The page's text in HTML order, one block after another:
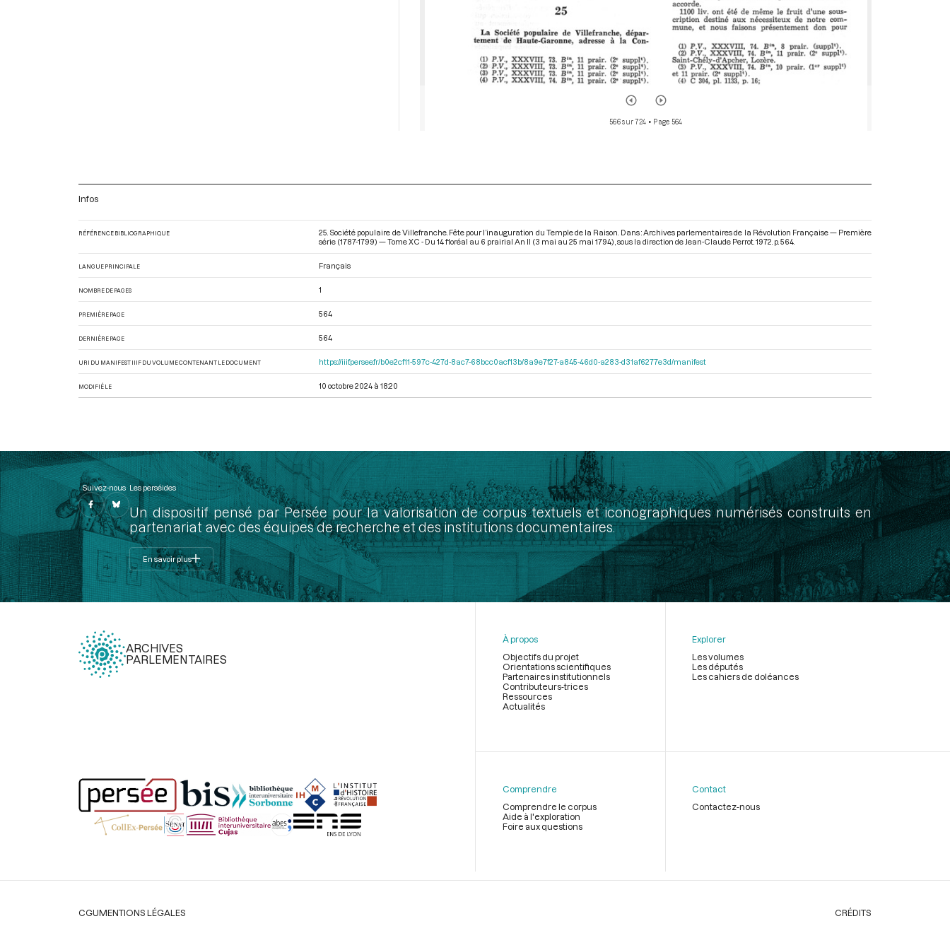
566 sur 724 • Page 564
Infos
RÉFÉRENCE BIBLIOGRAPHIQUE
25. Société populaire de Villefranche. Fête pour l’inauguration du Temple de la Raison. Dans : Archives parlementaires de la Révolution Française — Première
série (1787-1799) — Tome XC - Du 14 floréal au 6 prairial An II (3 mai au 25 mai 1794) , sous la direction de Jean-Claude Perrot. 1972. p. 564.
LANGUE PRINCIPALE Français
NOMBRE DE PAGES 1
PREMIÈRE PAGE 564
DERNIÈRE PAGE 564
URI DU MANIFEST IIIF DU VOLUME CONTENANT LE DOCUMENT https://iiif.persee.fr/b0e2cf11-597c-427d-8ac7-68bcc0acf13b/8a9e7f27-a845-46d0-a283-d31af6277e3d/manifest
MODIFIÉ LE 10 octobre 2024 à 18:20
Suivez-nous Les perséides
Un dispositif pensé par Persée pour la valorisation de corpus textuels et iconographiques numérisés construits en
partenariat avec des équipes de recherche et des institutions documentaires.
En savoir plus
ARCHIVES
PARLEMENTAIRES
page
À propos
Objectifs du projet
Orientations scientifiques
Partenaires institutionnels
Contributeurs-trices
Ressources
Actualités
Explorer
Les volumes
Les députés
Les cahiers de doléances
Comprendre
Comprendre le corpus
Aide à l'exploration
Foire aux questions
Contact
Contactez-nous
Légal
CGUMENTIONS LÉGALES CRÉDITS